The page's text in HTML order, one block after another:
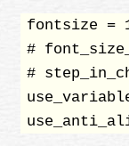
fontsize =
#
#